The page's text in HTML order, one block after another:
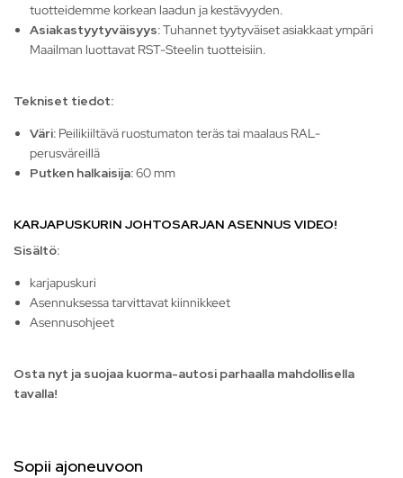
tuotteidemme korkean laadun ja kestävyyden.
Asiakastyytyväisyys:Tuhannet tyytyväiset asiakkaat ympäri
Maailman luottavat RST-Steelin tuotteisiin.
Tekniset tiedot:
Väri: Peilikiiltävä ruostumaton teräs tai maalaus RAL-
perusväreillä
Putken halkaisija:60 mm
KARJAPUSKURIN JOHTOSARJAN ASENNUS VIDEO!
Sisältö:
karjapuskuri
Asennuksessa tarvittavat kiinnikkeet
Asennusohjeet
Osta nyt ja suojaa kuorma-autosi parhaalla mahdollisella
tavalla!
Sopii ajoneuvoon